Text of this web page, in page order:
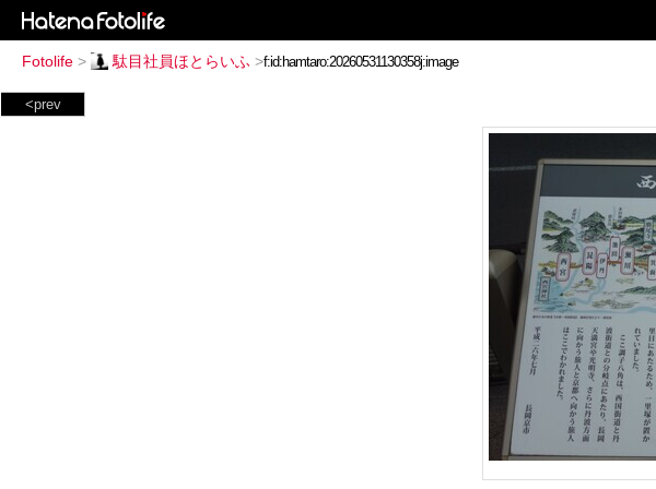
Fotolife > 駄目社員ほとらいふ >
<prev